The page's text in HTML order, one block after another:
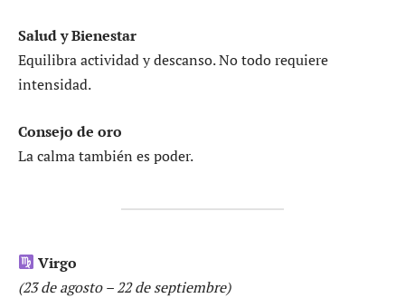
Salud y Bienestar
Equilibra actividad y descanso. No todo requiere
intensidad.
Consejo de oro
La calma también es poder.
Virgo
(23 de agosto – 22 de septiembre)